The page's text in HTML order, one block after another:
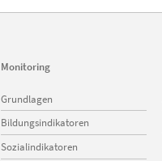
Monitoring
überspringen
Grundlagen
Bildungsindikatoren
Sozialindikatoren